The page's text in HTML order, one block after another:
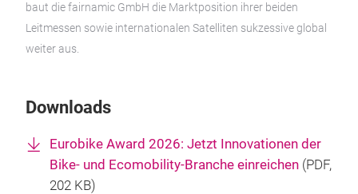
baut die fairnamic GmbH die Marktposition ihrer beiden
Leitmessen sowie internationalen Satelliten sukzessive global
weiter aus.
Downloads
Eurobike Award 2026: Jetzt Innovationen der
Bike- und Ecomobility-Branche einreichen (PDF,
202 KB)